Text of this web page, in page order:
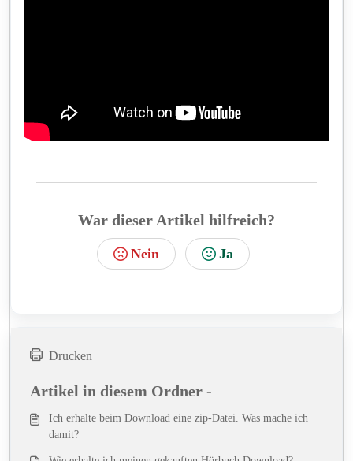
War dieser Artikel hilfreich?
Nein Ja
Drucken
Artikel in diesem Ordner -
Ich erhalte beim Download eine zip-Datei. Was mache ich
damit?